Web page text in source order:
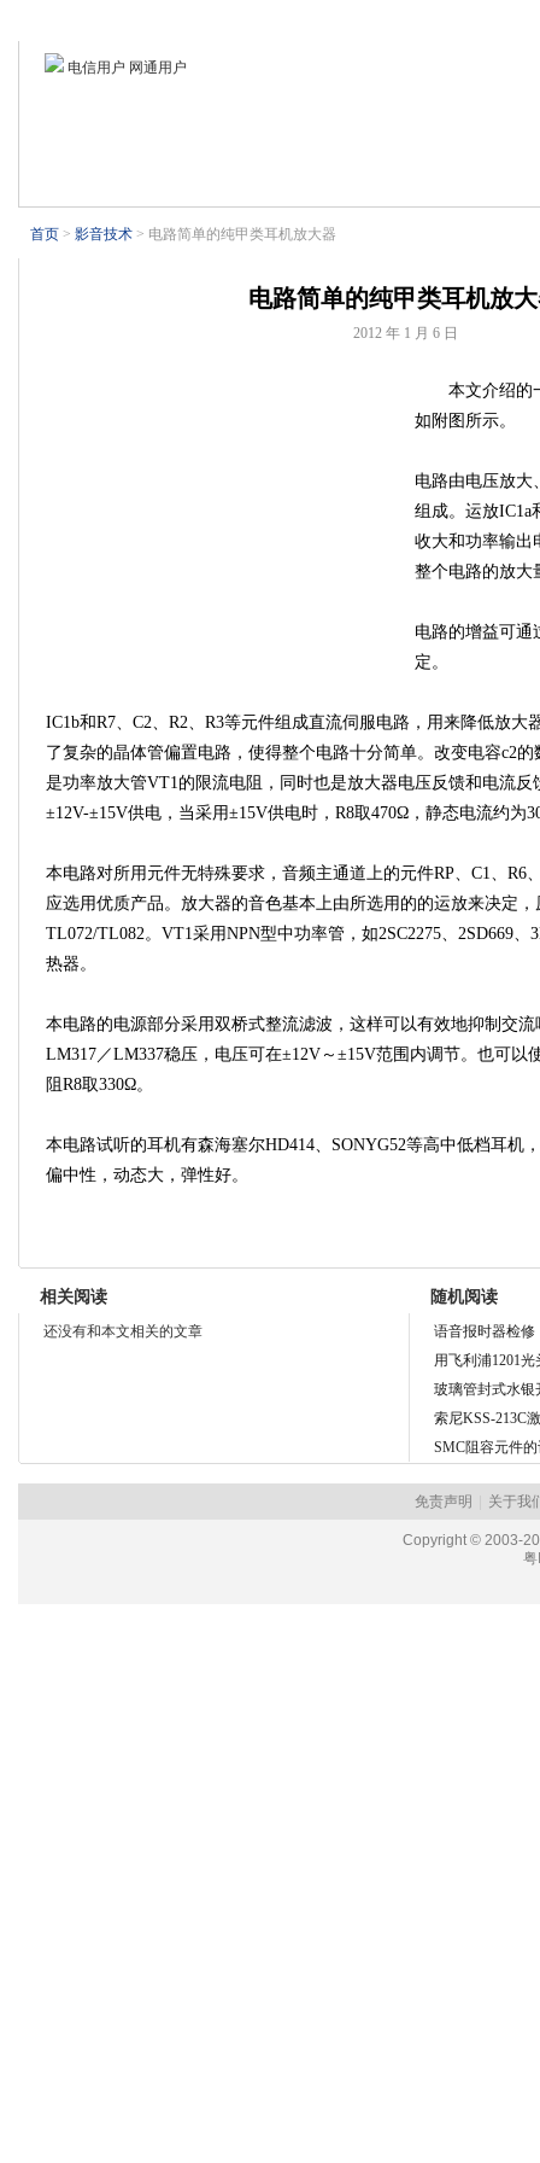
电信用户 网通用户
首页 > 影音技术 > 电路简单的纯甲类耳机放大器
电路简单的纯甲类耳机放
2012 年 1 月 6 日
本文介绍的
如附图所示。
电路由电压放大
组成。运放IC1a
收大和功率输出
整个电路的放大
电路的增益可通
定。
IC1b和R7、C2、R2、R3等元件组成直流伺服电路，用来降低放大
了复杂的晶体管偏置电路，使得整个电路十分简单。改变电容c2
是功率放大管VT1的限流电阻，同时也是放大器电压反馈和电流
±12V-±15V供电，当采用±15V供电时，R8取470Ω，静态电流约为
本电路对所用元件无特殊要求，音频主通道上的元件RP、C1、R6
应选用优质产品。放大器的音色基本上由所选用的的运放来决定
TL072/TL082。VT1采用NPN型中功率管，如2SC2275、2SD669、
热器。
本电路的电源部分采用双桥式整流滤波，这样可以有效地抑制交
LM317／LM337稳压，电压可在±12V～±15V范围内调节。也可以
阻R8取330Ω。
本电路试听的耳机有森海塞尔HD414、SONYG52等高中低档耳机
偏中性，动态大，弹性好。
相关阅读
还没有和本文相关的文章
随机阅读
语音报时器检修
用飞利浦1201光
玻璃管封式水银
索尼KSS-213C
SMC阻容元件
免责声明 关于我
Copyright © 2003-